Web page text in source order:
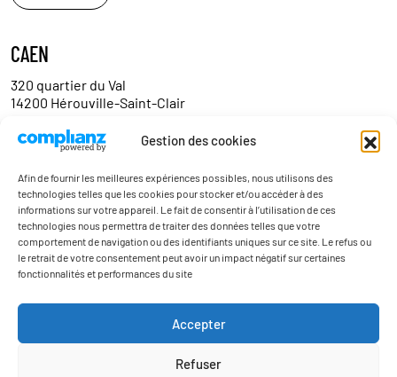
Gestion des cookies
Afin de fournir les meilleures expériences possibles, nous utilisons des
technologies telles que les cookies pour stocker et/ou accéder à des
informations sur votre appareil. Le fait de consentir à l’utilisation de ces
technologies nous permettra de traiter des données telles que votre
comportement de navigation ou des identifiants uniques sur ce site. Le refus ou
le retrait de votre consentement peut avoir un impact négatif sur certaines
fonctionnalités et performances du site
Accepter
Refuser
CAEN
320 quartier du Val
14200 Hérouville-Saint-Clair
Nous contacter